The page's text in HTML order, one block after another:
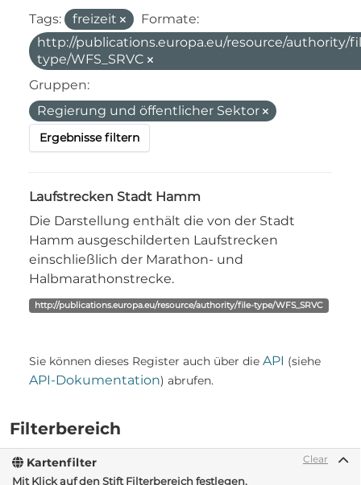
Filterbereich
Clear
Kartenfilter
Mit Klick auf den Stift Filterbereich festlegen.
Tags: freizeit
Formate:
http://publications.europa.eu/resource/authority/
type/WFS_SRVC
Gruppen:
Regierung und öffentlicher Sektor
Ergebnisse filtern
Laufstrecken Stadt Hamm
Die Darstellung enthält die von der Stadt
Hamm ausgeschilderten Laufstrecken
einschließlich der Marathon- und
Halbmarathonstrecke.
http://publications.europa.eu/resource/authority/file-type/WFS_SRVC
Sie können dieses Register auch über die API (siehe
API-Dokumentation) abrufen.